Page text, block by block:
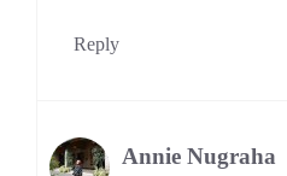
Reply
Annie Nugraha